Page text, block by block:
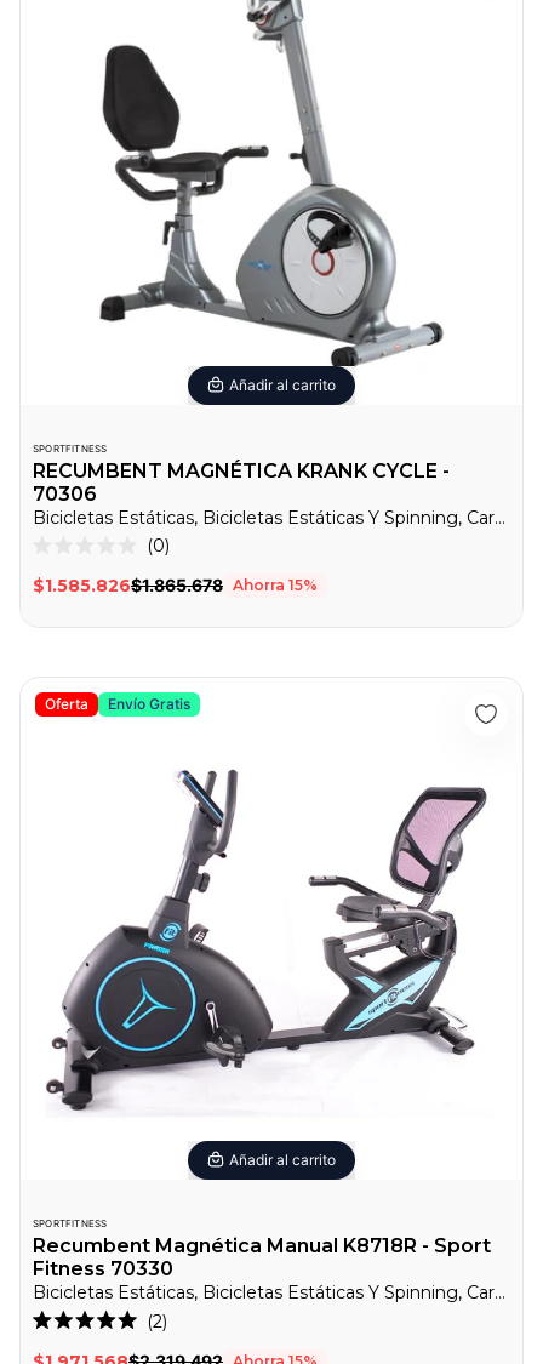
Añadir al carrito
SPORTFITNESS
RECUMBENT MAGNÉTICA KRANK CYCLE -
70306
Bicicletas Estáticas, Bicicletas Estáticas Y Spinning, Cardio
0
de
estrellas
0
$1.585.826$1.865.678 Ahorra 15%
Recumbent Magnética Manual K8718R - Sport Fitness 70330
Oferta Envío Gratis
Añadir al carrito
SPORTFITNESS
Recumbent Magnética Manual K8718R - Sport
Fitness 70330
Bicicletas Estáticas, Bicicletas Estáticas Y Spinning, Cardio
Calificado
5.0
2